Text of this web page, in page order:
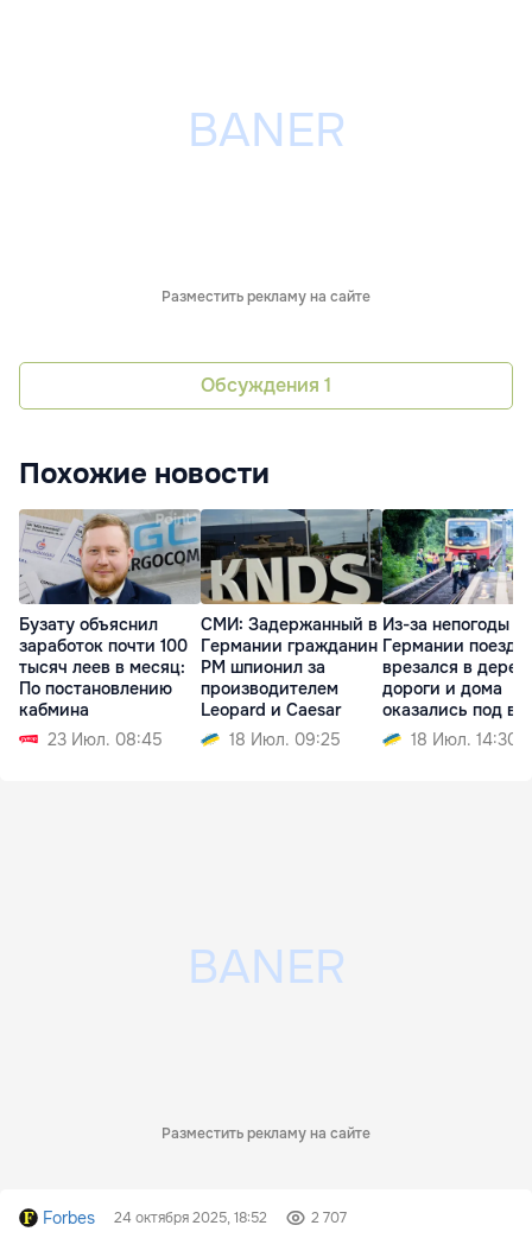
Разместить рекламу на сайте
Обсуждения 1
Похожие новости
Бузату объяснил
заработок почти 100
тысяч леев в месяц:
По постановлению
кабмина
23 Июл. 08:45
СМИ: Задержанный в
Германии гражданин
РМ шпионил за
производителем
Leopard и Caesar
18 Июл. 09:25
Из-за непогоды в
Германии поезд
врезался в
дороги и дома
оказались под
18 Июл. 14:30
Разместить рекламу на сайте
Forbes 24 октября 2025, 18:52 2 707